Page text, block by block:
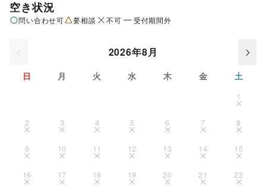
空き状況
問い合わせ可 要相談 不可 受付期間外
2026年8月
日 月 火 水 木 金 土
1
2 3 4 5 6 7 8
9 10 11 12 13 14 15
16 17 18 19 20 21 22